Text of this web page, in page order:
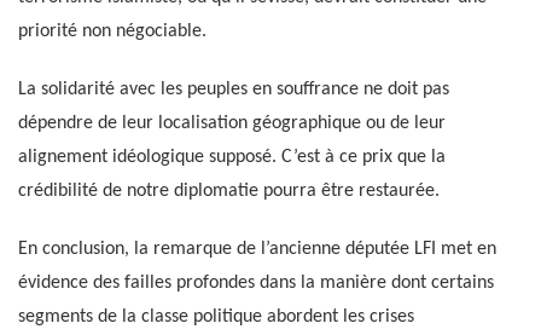
priorité non négociable.
La solidarité avec les peuples en souffrance ne doit pas
dépendre de leur localisation géographique ou de leur
alignement idéologique supposé. C’est à ce prix que la
crédibilité de notre diplomatie pourra être restaurée.
En conclusion, la remarque de l’ancienne députée LFI met en
évidence des failles profondes dans la manière dont certains
segments de la classe politique abordent les crises